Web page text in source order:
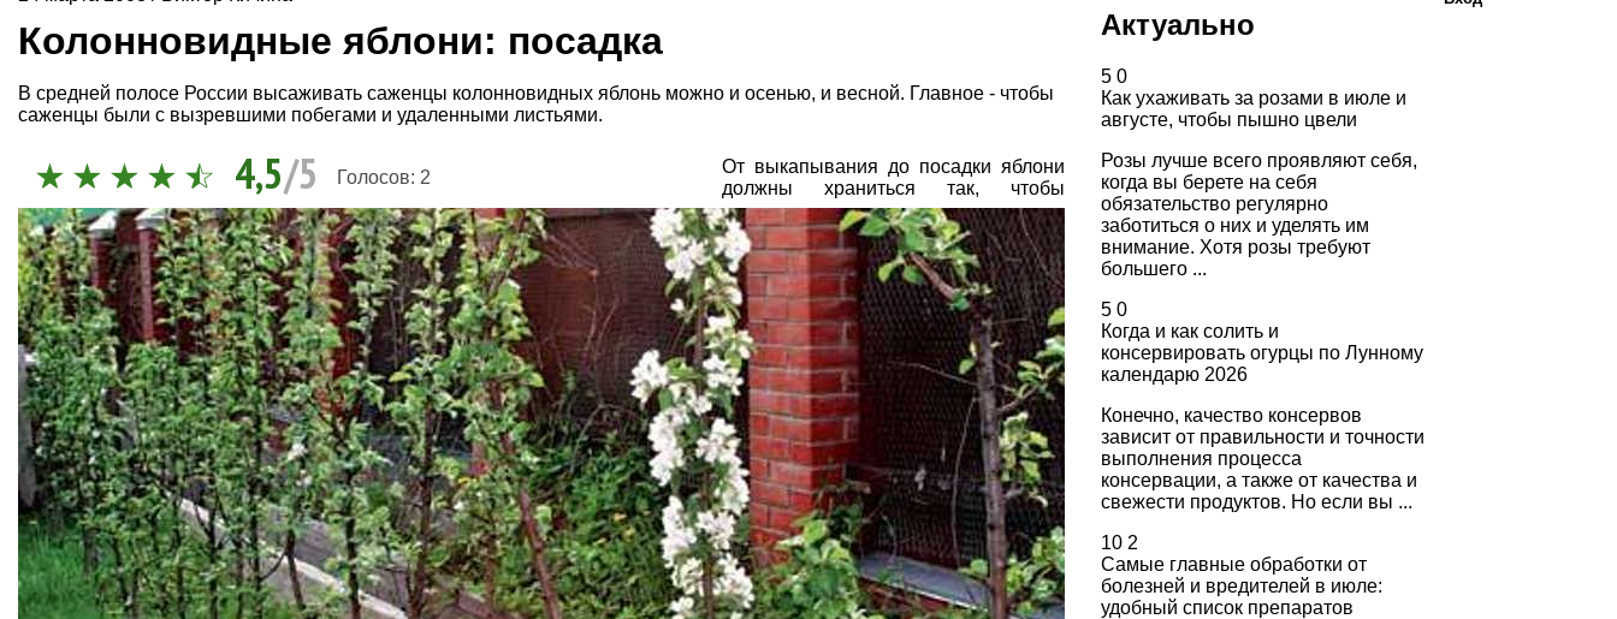
Колонновидные яблони: посадка
В средней полосе России высаживать саженцы колонновидных яблонь можно и осенью, и весной. Главное - чтобы
саженцы были с вызревшими побегами и удаленными листьями.
4,5/5 Голосов: 2
От выкапывания до посадки яблони
должны храниться так, чтобы
Актуально
5 0
Как ухаживать за розами в июле и
августе, чтобы пышно цвели
Розы лучше всего проявляют себя,
когда вы берете на себя
обязательство регулярно
заботиться о них и уделять им
внимание. Хотя розы требуют
большего ...
5 0
Когда и как солить и
консервировать огурцы по Лунному
календарю 2026
Конечно, качество консервов
зависит от правильности и точности
выполнения процесса
консервации, а также от качества и
свежести продуктов. Но если вы ...
10 2
Самые главные обработки от
болезней и вредителей в июле:
удобный список препаратов